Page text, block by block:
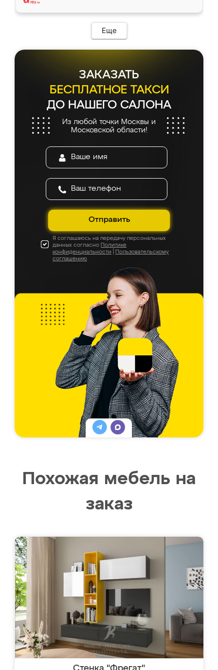
Еще
ЗАКАЗАТЬ
БЕСПЛАТНОЕ ТАКСИ
ДО НАШЕГО САЛОНА
Из любой точки Москвы и
Московской области!
Отправить
Я соглашаюсь на передачу персональных
данных согласно Политике
конфиденциальности
Пользовательскому
соглашению
Похожая мебель на
заказ